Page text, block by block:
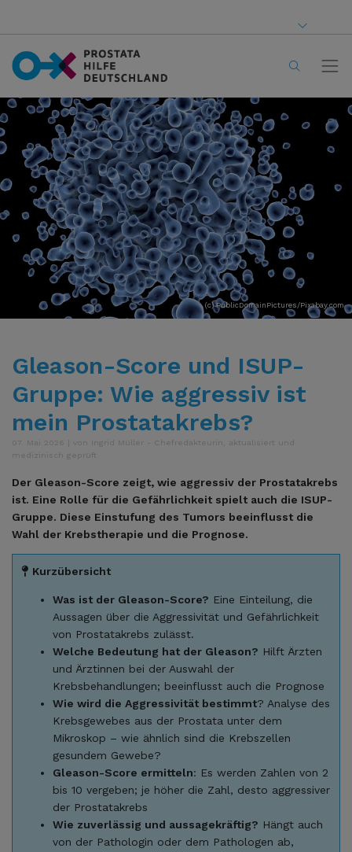
(c) PublicDomainPictures/Pixabay.com
Gleason-Score und ISUP-
Gruppe: Wie aggressiv ist
mein Prostatakrebs?
07. Mai 2026 | von Ingrid Müller - Chefredakteurin, aktualisiert und
medizinisch geprüft
Der Gleason-Score zeigt, wie aggressiv der Prostatakrebs
ist. Eine Rolle für die Gefährlichkeit spielt auch die ISUP-
Gruppe. Diese Einstufung des Tumors beeinflusst die
Wahl der Krebstherapie und die Prognose.
Kurzübersicht
Was ist der Gleason-Score? Eine Einteilung, die
Aussagen über die Aggressivität und Gefährlichkeit
von Prostatakrebs zulässt.
Welche Bedeutung hat der Gleason? Hilft Ärzten
und Ärztinnen bei der Auswahl der
Krebsbehandlungen; beeinflusst auch die Prognose
Wie wird die Aggressivität bestimmt? Analyse des
Krebsgewebes aus der Prostata unter dem
Mikroskop – wie ähnlich sind die Krebszellen
gesundem Gewebe?
Gleason-Score ermitteln: Es werden Zahlen von 2
bis 10 vergeben; je höher die Zahl, desto aggressiver
der Prostatakrebs
Wie zuverlässig und aussagekräftig? Hängt auch
von der Pathologin oder dem Pathologen ab,